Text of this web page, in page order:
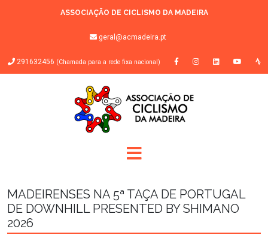
ASSOCIAÇÃO DE CICLISMO DA MADEIRA
geral@acmadeira.pt
291632456 (Chamada para a rede fixa nacional)
MADEIRENSES NA 5ª TAÇA DE PORTUGAL
DE DOWNHILL PRESENTED BY SHIMANO
2026